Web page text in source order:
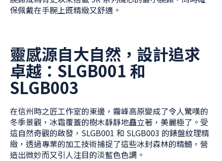
保佩戴在手腕上既精緻又舒適。
靈感源自大自然，設計追求
卓越：SLGB001 和
SLGB003
在信州時之匠工作室的東邊，霧峰高原變成了令人驚嘆的
冬季景觀，冰霜覆蓋的樹木靜靜地矗立著，美麗極了。受
這自然奇觀的啟發，SLGB001 和 SLGB003 的錶盤紋理精
緻，透過專業的加工技術捕捉了這些冰封森林的精髓，營
造出微妙而又引人注目的淡藍色色調。